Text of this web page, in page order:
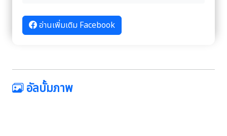
อ่านเพิ่มเติม Facebook
อัลบั้มภาพ